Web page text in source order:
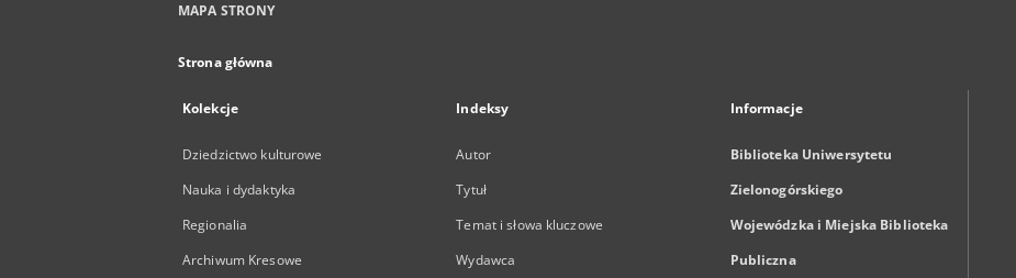
MAPA STRONY
Strona główna
Kolekcje
Dziedzictwo kulturowe
Nauka i dydaktyka
Regionalia
Archiwum Kresowe
Indeksy
Autor
Tytuł
Temat i słowa kluczowe
Wydawca
Informacje
Biblioteka Uniwersytetu
Zielonogórskiego
Wojewódzka i Miejska Biblioteka
Publiczna